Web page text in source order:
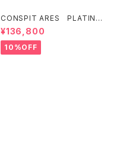
CONSPIT ARES PLATINU
M 15Nm 受注発注】
¥136,800
10%OFF